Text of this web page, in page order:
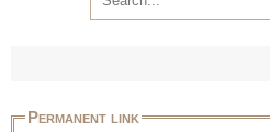
Permanent link